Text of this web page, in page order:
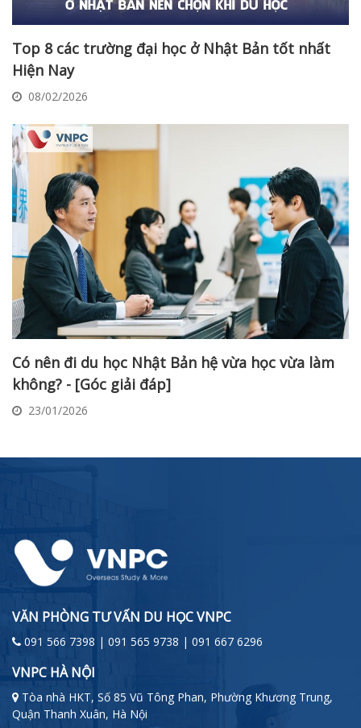
Top 8 các trường đại học ở Nhật Bản tốt nhất
Hiện Nay
08/02/2026
Có nên đi du học Nhật Bản hệ vừa học vừa làm
không? - [Góc giải đáp]
23/01/2026
VĂN PHÒNG TƯ VẤN DU HỌC VNPC
091 566 7398 | 091 565 9738 | 091 667 6296
VNPC HÀ NỘI
Tòa nhà HKT, Số 85 Vũ Tông Phan, Phường Khương Trung,
Quận Thanh Xuân, Hà Nội